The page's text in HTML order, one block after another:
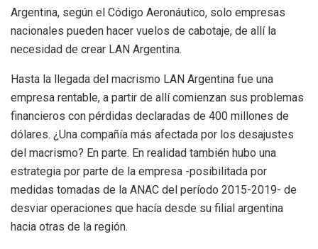
Argentina, según el Código Aeronáutico, solo empresas
nacionales pueden hacer vuelos de cabotaje, de allí la
necesidad de crear LAN Argentina.
Hasta la llegada del macrismo LAN Argentina fue una
empresa rentable, a partir de allí comienzan sus problemas
financieros con pérdidas declaradas de 400 millones de
dólares. ¿Una compañía más afectada por los desajustes
del macrismo? En parte. En realidad también hubo una
estrategia por parte de la empresa -posibilitada por
medidas tomadas de la ANAC del período 2015-2019- de
desviar operaciones que hacía desde su filial argentina
hacia otras de la región.